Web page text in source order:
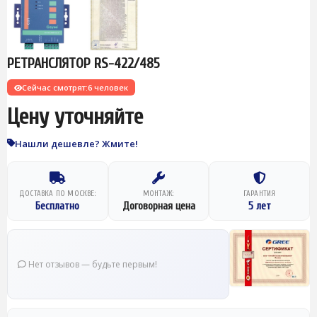
РЕТРАНСЛЯТОР RS-422/485
Сейчас смотрят:6 человек
Цену уточняйте
Нашли дешевле? Жмите!
ДОСТАВКА ПО МОСКВЕ:
Бесплатно
МОНТАЖ:
Договорная цена
ГАРАНТИЯ
5 лет
Нет отзывов — будьте первым!